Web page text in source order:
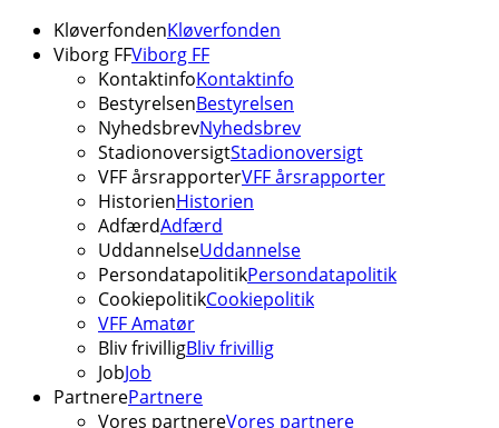
KløverfondenKløverfonden
Viborg FFViborg FF
KontaktinfoKontaktinfo
BestyrelsenBestyrelsen
NyhedsbrevNyhedsbrev
StadionoversigtStadionoversigt
VFF årsrapporterVFF årsrapporter
HistorienHistorien
AdfærdAdfærd
UddannelseUddannelse
PersondatapolitikPersondatapolitik
CookiepolitikCookiepolitik
VFF Amatør
Bliv frivilligBliv frivillig
JobJob
PartnerePartnere
Vores partnereVores partnere